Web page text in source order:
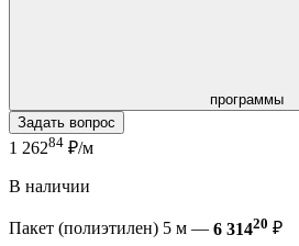
программы
Задать вопрос
1 26284 ₽/м
В наличии
Пакет (полиэтилен) 5 м — 6 31420 ₽